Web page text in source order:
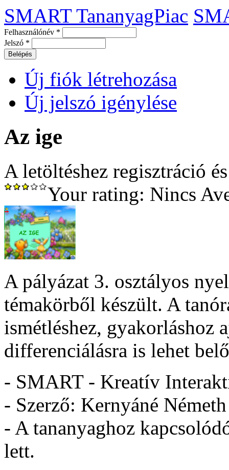
SMART TananyagPiac
Felhasználónév *
Jelszó *
Új fiók létrehozása
Új jelszó igénylése
Az ige
A letöltéshez regisztráció
Your rating: Nincs
A pályázat 3. osztályos
témakörből készült. A
ismétléshez, gyakorláshoz
differenciálásra is lehet
- SMART - Kreatív
- Szerző: Kernyáné
- A tananyaghoz
lett.